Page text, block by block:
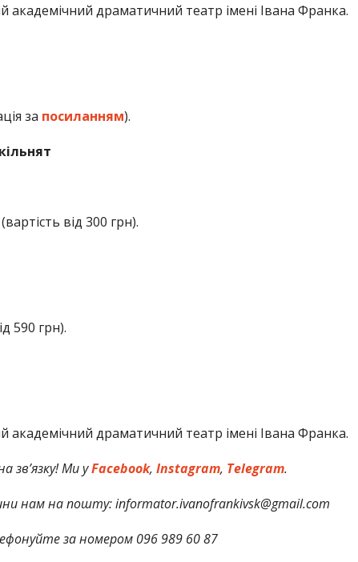
академічний драматичний театр імені Івана Франка.
за посиланням).
від 300 грн).
590 грн).
академічний драматичний театр імені Івана Франка.
зв’язку! Ми уFacebook, Instagram, Telegram.
нам на пошту: informator.ivanofrankivsk@gmail.com
за номером 096 989 60 87